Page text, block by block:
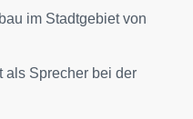
im Stadtgebiet von
als Sprecher bei der